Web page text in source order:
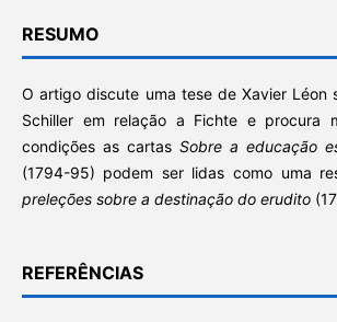
RESUMO
O artigo discute uma tese de Xavier Léon
Schiller em relação a Fichte e procura
condições as cartas Sobre a educação
(1794-95) podem ser lidas como uma
preleções sobre a destinação do erudito
REFERÊNCIAS